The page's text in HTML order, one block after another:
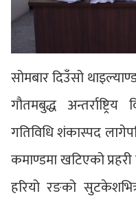
सोमबार दिउँसो
गौतमबुद्ध
गतिविधि शंकास्पद
कमाण्डमा खटिएको
हरियो रङको